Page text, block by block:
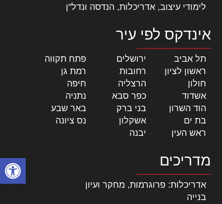
פתח
לימודי עיצוב, אדריכלות, הנדסה ונדל"ן
אינדקס לפי עיר
תל אביב ירושלים פתח תקווה
ראשון לציון
רחובות רמת גן
חולון
הרצליה חיפה
אשדוד
כפר סבא נתניה
הוד השרון
בני ברק באר שבע
בת ים
אשקלון נס ציונה
ראש העין
יבנה
מדריכים
אדריכלות: פרוגרמות, מחקר ועיון
בנייה